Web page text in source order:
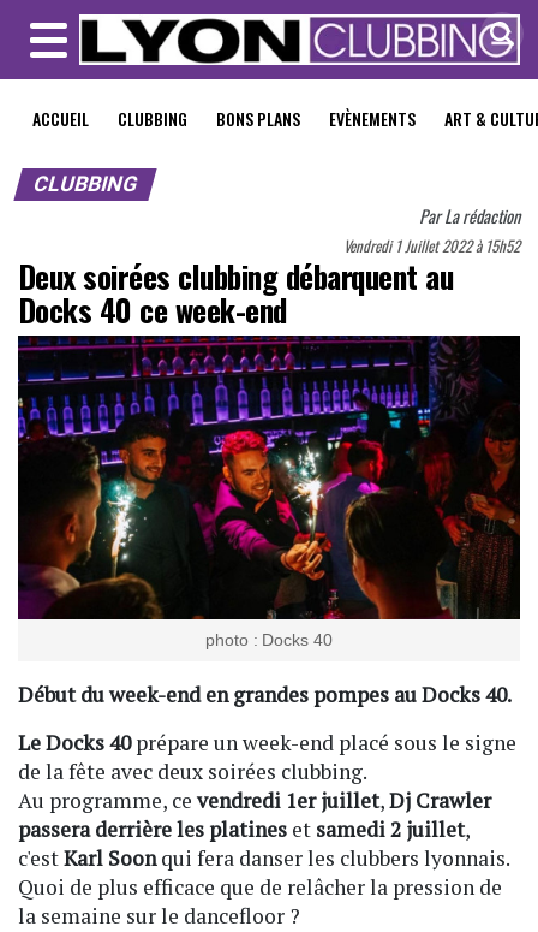
MENU
ACCUEIL CLUBBING BONS PLANS EVÈNEMENTS ART &
CLUBBING
ParLa rédaction
Vendredi 1 Juillet 2022 à 15h52
Deux soirées clubbing débarquent au
Docks 40 ce week-end
photo : Docks 40
Début du week-end en grandes pompes au Docks 40.
Le Docks 40prépare un week-end placé sous le signe
de la fête avec deux soirées clubbing.
Au programme, cevendredi 1er juillet,Dj Crawler
passera derrière les platines et samedi 2 juillet,
c'estKarl Soonqui fera danser les clubbers lyonnais.
Quoi de plus efficace que de relâcher la pression de
la semaine sur le dancefloor ?